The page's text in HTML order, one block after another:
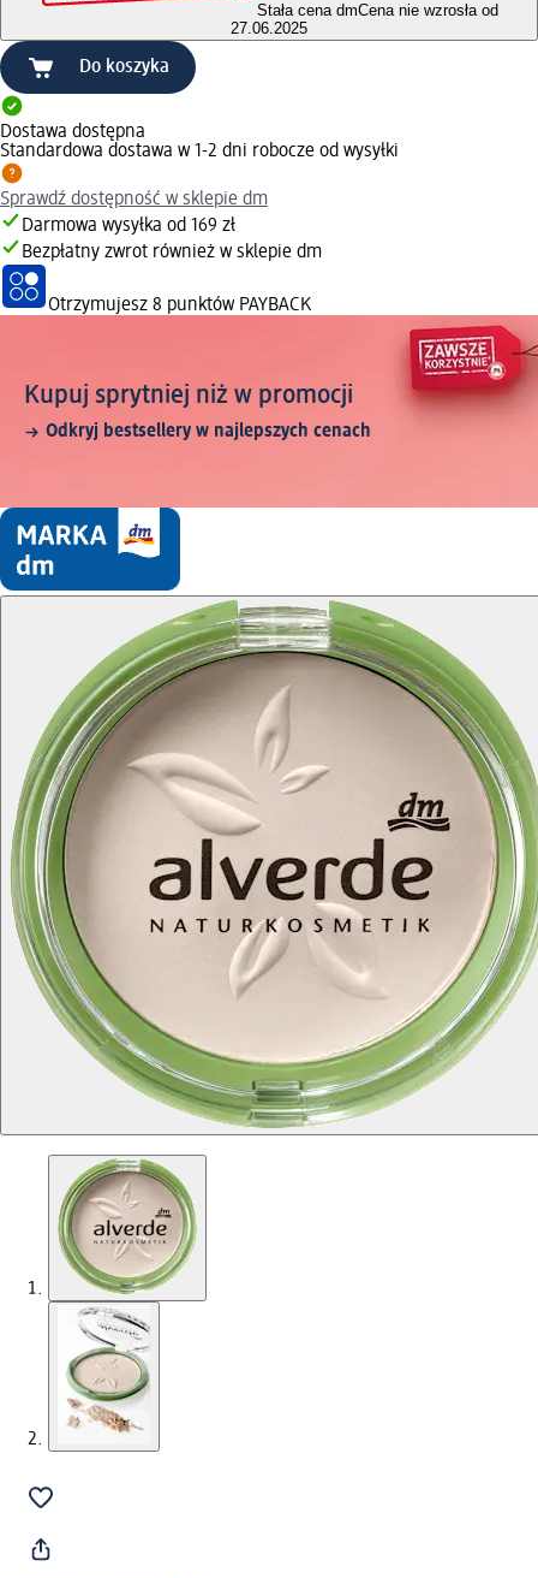
Stała cena dmCena nie wzrosła od
27.06.2025
Do koszyka
Dostawa dostępna
Standardowa dostawa w 1-2 dni robocze od wysyłki
Sprawdź dostępność w sklepie dm
Darmowa wysyłka od 169 zł
Bezpłatny zwrot również w sklepie dm
Otrzymujesz 8 punktów PAYBACK
Kupuj sprytniej niż w promocji
Odkryj bestsellery w najlepszych cenach